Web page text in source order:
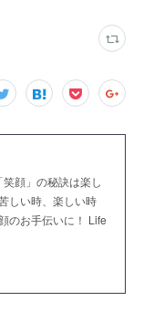
顔」の秘訣は楽し
しい時、楽しい時
のお手伝いに！ Life